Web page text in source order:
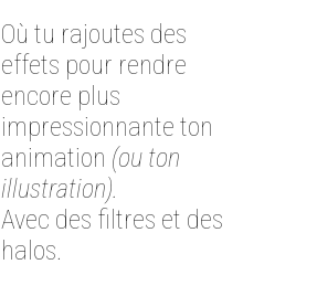
Où tu rajoutes des
effets pour rendre
encore plus
impressionnante ton
animation (ou ton
illustration).
Avec des filtres et des
halos.